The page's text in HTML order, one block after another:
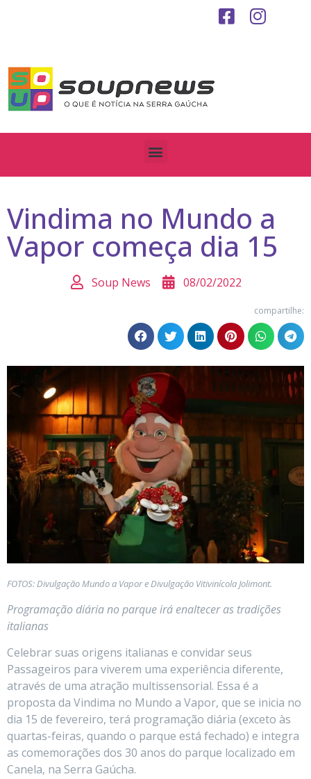
Vindima no Mundo a
Vapor começa dia 15
Soup News 08/02/2022
compartilhe:
FOTOS: Divulgação Mundo a Vapor e Divulgação Vitivinícola Jolimont.
Programação diária no parque irá enaltecer as tradições
italianas
Celebrar suas origens italianas e convidar seus
Passageiros para viverem uma experiência diferente,
através de uma atração multissensorial. Essa é a
proposta da Vindima no Mundo a Vapor, que se inicia no
dia 15 de fevereiro, terá programação diária (exceto às
quartas-feiras, quando o parque está fechado) e integra
as comemorações dos 30 anos do parque localizado em
Canela, na Serra Gaúcha.